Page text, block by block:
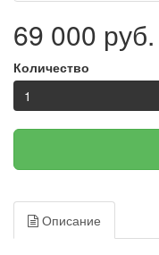
69 000 руб.
Количество
Описание